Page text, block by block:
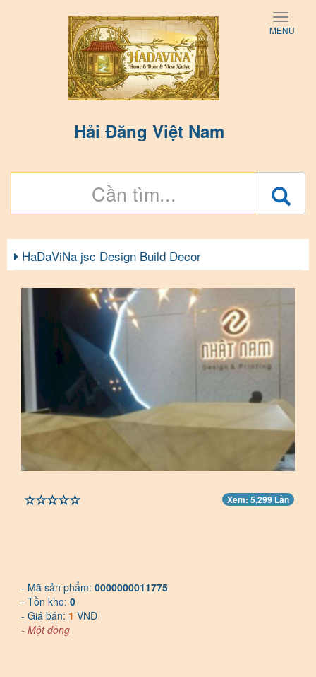
Toggle
MENU
Hải Đăng Việt Nam
HaDaViNa jsc Design Build Decor
Xem: 5,299 Lần
- Mã sản phẩm: 0000000011775
- Tồn kho: 0
- Giá bán: 1 VND
- Một đồng